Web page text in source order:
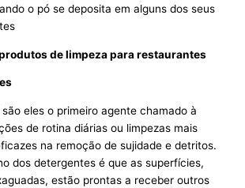
o pó se deposita em alguns dos seus
de limpeza para restaurantes
são eles o primeiro agente chamado à
de rotina diárias ou limpezas mais
na remoção de sujidade e detritos.
dos detergentes é que as superfícies,
estão prontas a receber outros